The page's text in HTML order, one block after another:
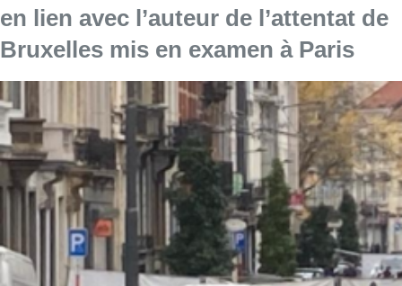
en lien avec l’auteur de l’attentat de
Bruxelles mis en examen à Paris